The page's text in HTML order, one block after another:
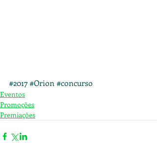
#2017#Orion #concurso
Eventos
Promoções
Premiações